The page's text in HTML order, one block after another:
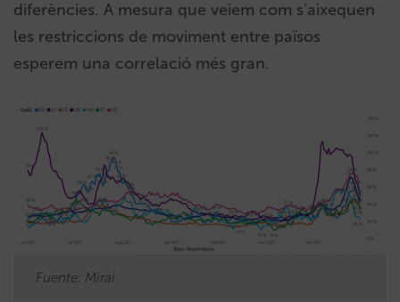
diferències. A mesura que veiem com s’aixequen
les restriccions de moviment entre països
esperem una correlació més gran.
Fuente: Mirai